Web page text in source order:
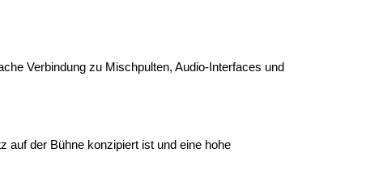
Verbindung zu Mischpulten, Audio-Interfaces und
auf der Bühne konzipiert ist und eine hohe